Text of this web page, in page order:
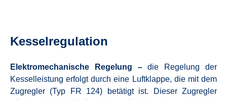
Kesselregulation
Elektromechanische Regelung –die Regelung der
Kesselleistung erfolgt durch eine Luftklappe, die mit dem
Zugregler (Typ FR 124) betätigt ist. Dieser Zugregler